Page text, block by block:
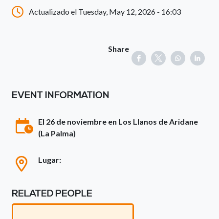
Actualizado el Tuesday, May 12, 2026 - 16:03
Share
EVENT INFORMATION
El 26 de noviembre en Los Llanos de Aridane
(La Palma)
Lugar:
RELATED PEOPLE